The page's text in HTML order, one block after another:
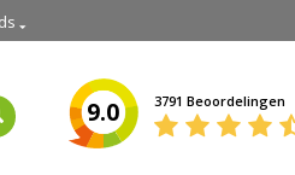
9.0 3791 Beoordelingen